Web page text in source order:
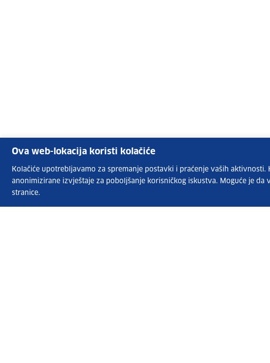
Ova web-lokacija koristi kolačiće
Kolačiće upotrebljavamo za spremanje postavki i praćenje vaših
anonimizirane izvještaje za poboljšanje korisničkog iskustva. Moguće je da
stranice.